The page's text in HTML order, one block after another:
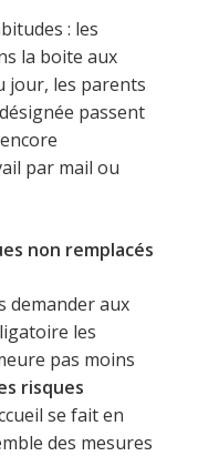
: les
la boite aux
jour, les parents
passent
par mail ou
non remplacés
demander aux
les
pas moins
risques
se fait en
des mesures